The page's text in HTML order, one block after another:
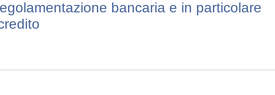
bancaria e in particolare